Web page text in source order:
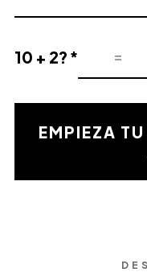
10 + 2? *
Resultado
la
validación
EMPIEZA